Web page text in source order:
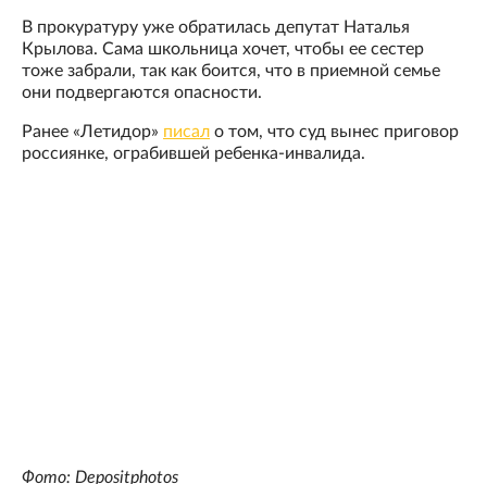
В прокуратуру уже обратилась депутат Наталья
Крылова. Сама школьница хочет, чтобы ее сестер
тоже забрали, так как боится, что в приемной семье
они подвергаются опасности.
Ранее «Летидор» писал о том, что суд вынес приговор
россиянке, ограбившей ребенка-инвалида.
Фото: Depositphotos